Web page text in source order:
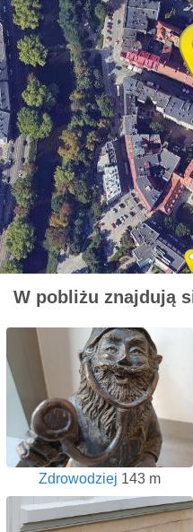
W pobliżu znajdują
Zdrowodziej 143 m